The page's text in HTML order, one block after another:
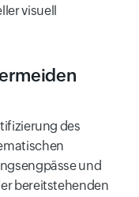
visuell
des
und
bereitstehenden